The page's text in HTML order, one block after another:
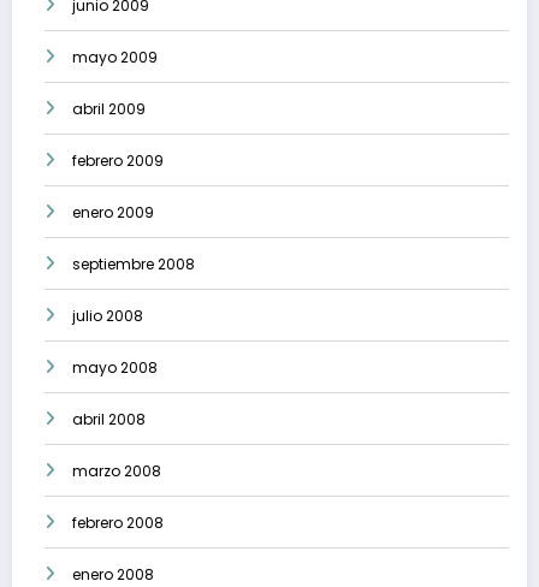
junio 2009
mayo 2009
abril 2009
febrero 2009
enero 2009
septiembre 2008
julio 2008
mayo 2008
abril 2008
marzo 2008
febrero 2008
enero 2008